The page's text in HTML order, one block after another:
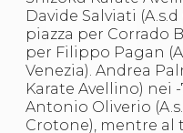
Davide Salviati
piazza per Corrado
per Filippo Pagan
Venezia). Andrea
Karate Avellino) nei
Antonio Oliverio
Crotone), mentre al